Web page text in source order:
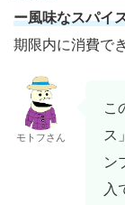
ー風味なスパイ
期限内に消費で
モトフさん
こ
ス
ン
入